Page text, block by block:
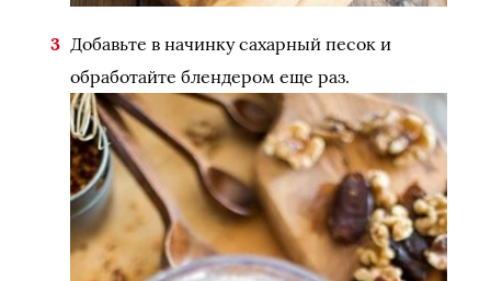
Добавьте в начинку сахарный песок и
обработайте блендером еще раз.